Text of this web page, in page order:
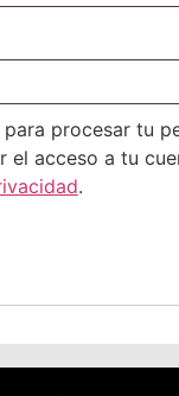
procesar tu
el acceso a tu
.